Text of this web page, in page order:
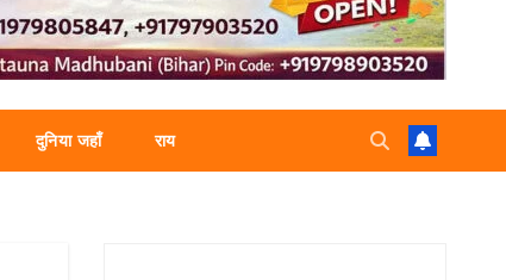
दुनिया जहाँ राय